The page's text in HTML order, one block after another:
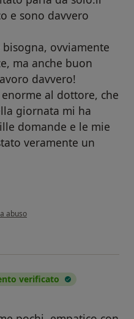
e sono davvero
ovviamente
ma anche buon
davvero!
al dottore, che
giornata mi ha
domande e le mie
veramente un
l'opinione dell'utente Maria Peres
abuso
verificato